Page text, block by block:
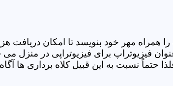
همراه مهر خود بنویسد تا امکان دریافت
فیزیوتراپ برای فیزیوتراپی در منزل می
حتماً نسبت به این قبیل کلاه برداری ها